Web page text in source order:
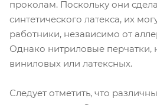
проколам. Поскольку они
синтетического латекса, их
работники, независимо от
Однако нитриловые перчатки,
виниловых или латексных.
Следует отметить, что